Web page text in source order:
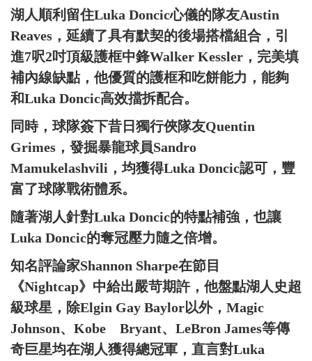
湖人順利留住Luka Doncic心儀的隊友Austin
Reaves，延續了具有默契的後場搭檔組合，引
進7呎2吋頂級護框中鋒Walker Kessler，完美填
補內線缺點，他優質的護框和吃餅能力，能夠
和Luka Doncic高效擋拆配合。
同時，球隊簽下昔日獨行俠隊友Quentin
Grimes，發掘暴龍球員Sandro
Mamukelashvili，均獲得Luka Doncic認可，豐
富了球隊戰術體系。
隨著湖人針對Luka Doncic的特點補強，也讓
Luka Doncic的奪冠壓力隨之倍增。
知名評論家Shannon Sharpe在節目
《Nightcap》中給出嚴苛期許，他盤點湖人史超
級球星，除Elgin Gay Baylor以外，Magic
Johnson、Kobe Bryant、LeBron James等傳
奇巨星均在湖人獲得總冠軍，直言對Luka